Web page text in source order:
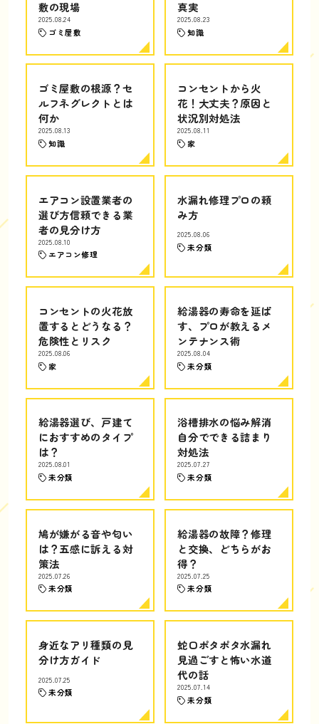
敷の現場
2025.08.24
ゴミ屋敷
真実
2025.08.23
知識
ゴミ屋敷の根源？セ
ルフネグレクトとは
何か
2025.08.13
知識
コンセントから火
花！大丈夫？原因と
状況別対処法
2025.08.11
家
エアコン設置業者の
選び方信頼できる業
者の見分け方
2025.08.10
エアコン修理
水漏れ修理プロの頼
み方
2025.08.06
未分類
コンセントの火花放
置するとどうなる？
危険性とリスク
2025.08.06
家
給湯器の寿命を延ば
す、プロが教えるメ
ンテナンス術
2025.08.04
未分類
給湯器選び、戸建て
におすすめのタイプ
は？
2025.08.01
未分類
浴槽排水の悩み解消
自分でできる詰まり
対処法
2025.07.27
未分類
鳩が嫌がる音や匂い
は？五感に訴える対
策法
2025.07.26
未分類
給湯器の故障？修理
と交換、どちらがお
得？
2025.07.25
未分類
身近なアリ種類の見
分け方ガイド
2025.07.25
未分類
蛇口ポタポタ水漏れ
見過ごすと怖い水道
代の話
2025.07.14
未分類